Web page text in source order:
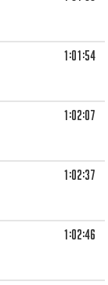
1:01:54
1:02:07
1:02:37
1:02:46